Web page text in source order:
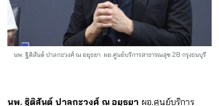
นพ. ฐิติสันต์ ปาลกะวงศ์ ณ อยุธยา ผอ.ศูนย์บริการสาธารณสุข 28 กรุงธนบุรี
นพ. ฐิติสันต์ ปาลกะวงศ์ ณ อยุธยา ผอ.ศูนย์บริการ